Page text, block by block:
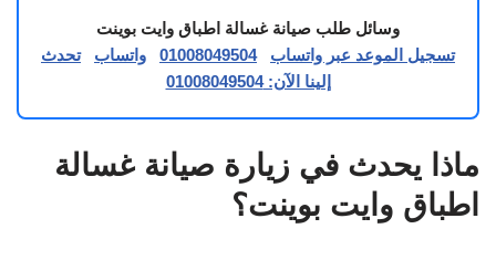
وسائل طلب صيانة غسالة اطباق وايت بوينت
تسجيل الموعد عبر واتساب
01008049504 واتساب
تحدث
إلينا الآن: 01008049504
ماذا يحدث في زيارة صيانة غسالة
اطباق وايت بوينت؟